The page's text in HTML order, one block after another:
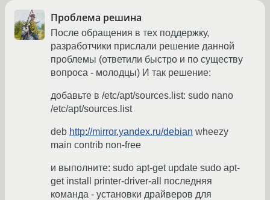
Проблема решина
После обращения в тех поддержку,
разработчики прислали решение данной
проблемы (ответили быстро и по существу
вопроса - молодцы) И так решение:
добавьте в /etc/apt/sources.list: sudo nano
/etc/apt/sources.list
deb http://mirror.yandex.ru/debian wheezy
main contrib non-free
и выполните: sudo apt-get update sudo apt-
get install printer-driver-all последняя
команда - установки драйверов для